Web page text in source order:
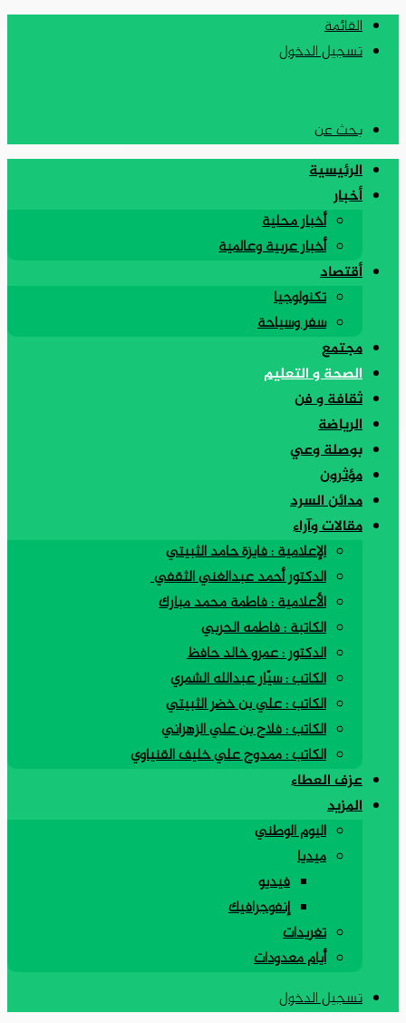
القائمة
تسجيل الدخول
بحث عن
الرئيسية
أخبار
أخبار محلية
أخبار عربية وعالمية
أقتصاد
تكنولوجيا
سفر وسياحة
مجتمع
الصحة و التعليم
ثقافة و فن
الرياضة
بوصلة وعي
مؤثرون
مدائن السرد
مقالات وآراء
الإعلامية : فايزة حامد الثبيتي
الدكتور أحمد عبدالغني الثقفي
الأعلامية : فاطمة محمد مبارك
الكاتبة : فاطمه الحربي
الدكتور : عمرو خالد حافظ
الكاتب : سيّار عبدالله الشمري
الكاتب : علي بن خضر الثبيتي
الكاتب : فلاح بن علي الزهراني
الكاتب : ممدوح علي خليف القنياوي
عزف العطاء
المزيد
اليوم الوطني
ميديا
فيديو
إنفوجرافيك
تغريدات
أيام معدودات
تسجيل الدخول